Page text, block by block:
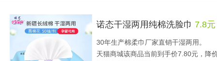
诺态干湿两用纯棉洗脸巾 7.8
30年生产棉柔巾厂家直销干湿两用。
天猫商城该商品当前到手价7.80元，降